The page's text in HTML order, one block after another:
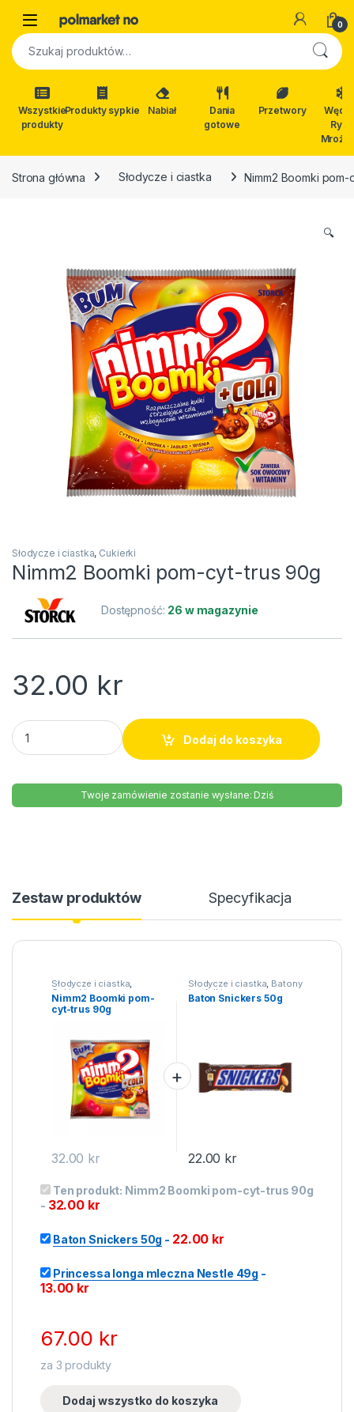
Open 0
Szukaj:
Wszystkie
produkty
Produkty sypkie Nabiał
Dania
gotowe
Przetwory
Ryby
Strona główna Słodycze i ciastka Nimm2 Boomki
🔍
Słodycze i ciastka, Cukierki
Nimm2 Boomki pom-cyt-trus 90g
Dostępność: 26 w magazynie
32.00 kr
Nimm2 Boomki pom-cyt-trus 90g quantity
Dodaj do koszyka
Twoje zamówienie zostanie wysłane: Dziś
Zestaw produktów Specyfikacja
Słodycze i ciastka,
Cukierki
Nimm2 Boomki pom-
cyt-trus 90g
32.00 kr
Słodycze i ciastka, Batony
i wafelki
Baton Snickers 50g
22.00 kr
Ten produkt: Nimm2 Boomki pom-cyt-trus 90g
- 32.00 kr
Baton Snickers 50g - 22.00 kr
Princessa longa mleczna Nestle 49g -
13.00 kr
67.00 kr
za 3 produkty
Dodaj wszystko do koszyka